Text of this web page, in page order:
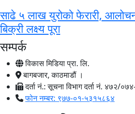
साढे ५ लाख युरोको फेरारी,
बिक्री लक्ष्य पूरा
सम्पर्क
विकास मिडिया प्रा. लि.
बागबजार, काठमाडौं ।
दर्ता नं.: सूचना विभाग दर्ता नं. ४७२/
फोन नम्बर: ९७७-०१-५३१५८६४